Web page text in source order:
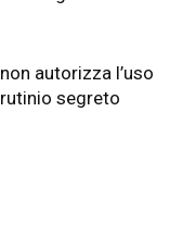
autorizza l’uso
segreto